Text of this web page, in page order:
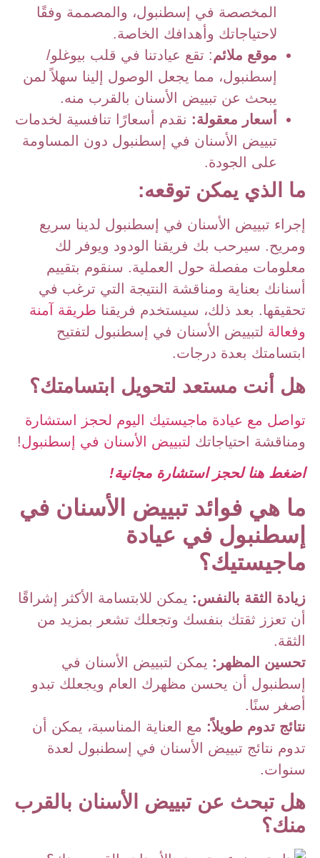
المخصصة في إسطنبول، والمصممة وفقًا
لاحتياجاتك وأهدافك الخاصة.
موقع ملائم: تقع عيادتنا في قلب بيوغلو/
إسطنبول، مما يجعل الوصول إلينا سهلاً لمن
يبحث عن تبييض الأسنان بالقرب منه.
أسعار معقولة: نقدم أسعارًا تنافسية لخدمات
تبييض الأسنان في إسطنبول دون المساومة
على الجودة.
ما الذي يمكن توقعه:
إجراء تبييض الأسنان في إسطنبول لدينا سريع
ومريح. سيرحب بك فريقنا الودود ويوفر لك
معلومات مفصلة حول العملية. سنقوم بتقييم
أسنانك بعناية ومناقشة النتيجة التي ترغب في
تحقيقها. بعد ذلك، سيستخدم فريقنا طريقة آمنة
وفعالة لتبييض الأسنان في إسطنبول لتفتيح
ابتسامتك بعدة درجات.
هل أنت مستعد لتحويل ابتسامتك؟
تواصل مع عيادة ماجيستيك اليوم لحجز استشارة
ومناقشة احتياجاتك لتبييض الأسنان في إسطنبول!
اضغط هنا لحجز استشارة مجانية!
ما هي فوائد تبييض الأسنان في
إسطنبول في عيادة
ماجيستيك؟
زيادة الثقة بالنفس: يمكن للابتسامة الأكثر إشراقًا
أن تعزز ثقتك بنفسك وتجعلك تشعر بمزيد من
الثقة.
تحسين المظهر: يمكن لتبييض الأسنان في
إسطنبول أن يحسن مظهرك العام ويجعلك تبدو
أصغر سنًا.
نتائج تدوم طويلاً: مع العناية المناسبة، يمكن أن
تدوم نتائج تبييض الأسنان في إسطنبول لعدة
سنوات.
هل تبحث عن تبييض الأسنان بالقرب
منك؟